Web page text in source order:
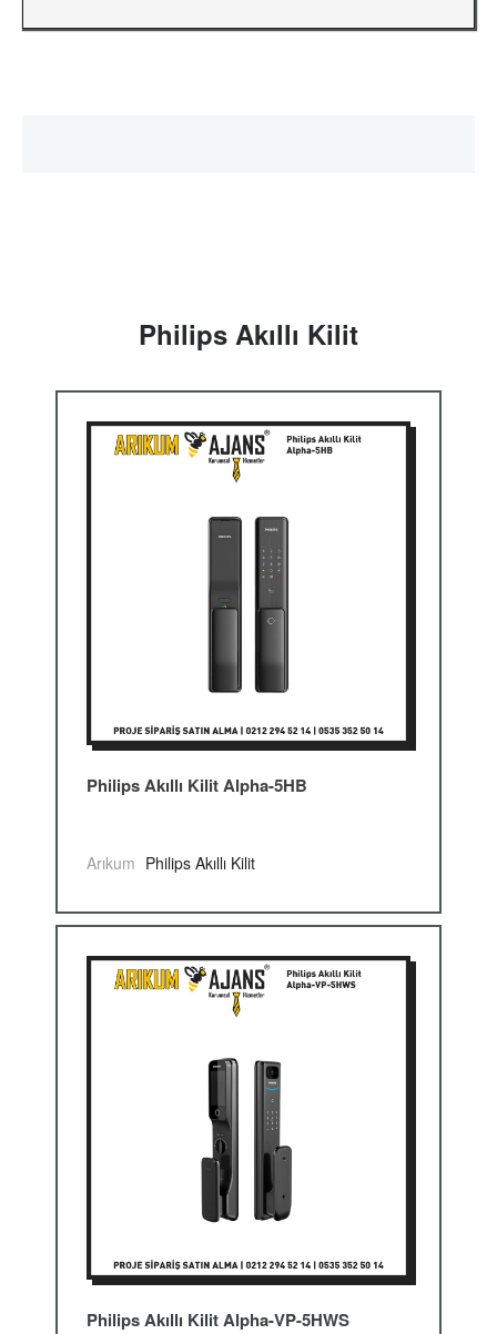
Philips Akıllı Kilit
Philips Akıllı Kilit Alpha-5HB
Arıkum Philips Akıllı Kilit
Philips Akıllı Kilit Alpha-VP-5HWS